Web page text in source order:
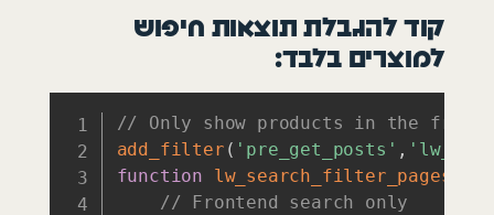
קוד להגבלת תוצאות חיפוש
למוצרים בלבד:
// Only show products in the
add_filter ( 'pre_get_posts' ,
function
lw_search_filter_pages
// Frontend search only